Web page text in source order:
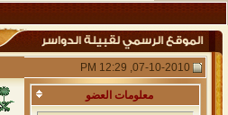
معلومات العضو